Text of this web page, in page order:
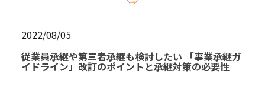
2022/08/05
従業員承継や第三者承継も検討したい 「事業承継ガ
イドライン」改訂のポイントと承継対策の必要性